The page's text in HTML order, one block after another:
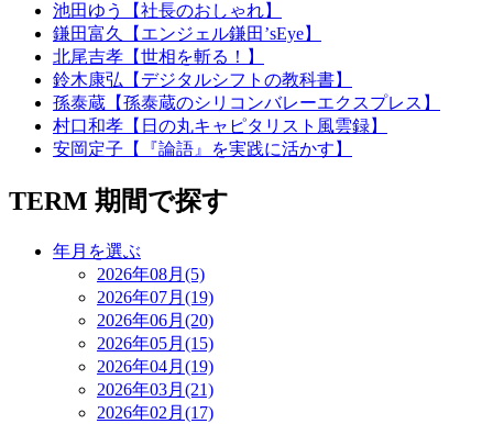
池田ゆう【社長のおしゃれ】
鎌田富久【エンジェル鎌田’sEye】
北尾吉孝【世相を斬る！】
鈴木康弘【デジタルシフトの教科書】
孫泰蔵【孫泰蔵のシリコンバレーエクスプレス】
村口和孝【日の丸キャピタリスト風雲録】
安岡定子【『論語』を実践に活かす】
TERM 期間で探す
年月を選ぶ
2026年08月(5)
2026年07月(19)
2026年06月(20)
2026年05月(15)
2026年04月(19)
2026年03月(21)
2026年02月(17)